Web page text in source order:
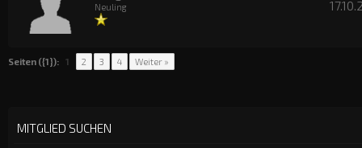
Neuling
Seiten ({1}): 1 2 3 4 Weiter »
MITGLIED SUCHEN